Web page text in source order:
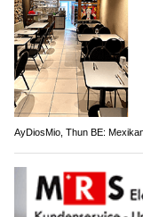
AyDiosMio, Thun BE: